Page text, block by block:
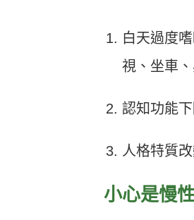
白天過度
視、坐車
認知功能
人格特質
小心是慢